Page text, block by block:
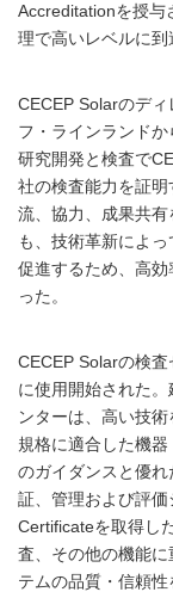
Accreditationを授与
理で高いレベルに到
CECEP Solarのデ
フ・ラインランドか
研究開発と検査で
社の検査能力を証
流、協力、成果共
も、技術革新によ
促進するため、高
った。
CECEP Solarの検
に使用開始された
ンターは、高い技
規格に適合した機
のガイダンスと優
証、管理および評
Certificateを取得し
査、その他の機能
テムの品質・信頼